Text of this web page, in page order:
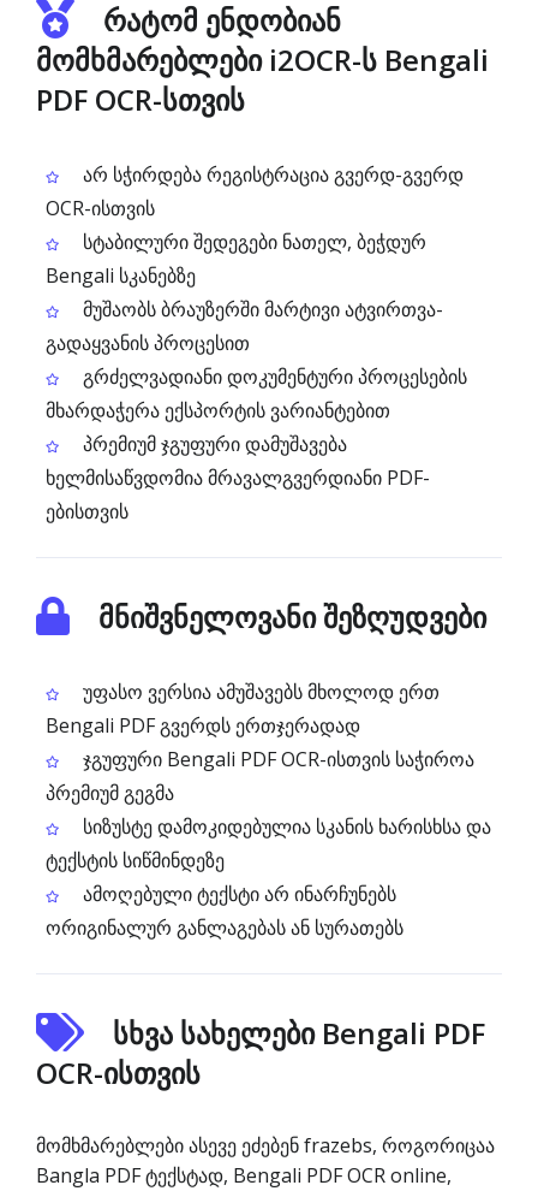
რატომ ენდობიან
მომხმარებლები i2OCR-ს Bengali
PDF OCR-სთვის
არ სჭირდება რეგისტრაცია გვერდ-გვერდ
OCR-ისთვის
სტაბილური შედეგები ნათელ, ბეჭდურ
Bengali სკანებზე
მუშაობს ბრაუზერში მარტივი ატვირთვა-
გადაყვანის პროცესით
გრძელვადიანი დოკუმენტური პროცესების
მხარდაჭერა ექსპორტის ვარიანტებით
პრემიუმ ჯგუფური დამუშავება
ხელმისაწვდომია მრავალგვერდიანი PDF-
ებისთვის
მნიშვნელოვანი შეზღუდვები
უფასო ვერსია ამუშავებს მხოლოდ ერთ
Bengali PDF გვერდს ერთჯერადად
ჯგუფური Bengali PDF OCR-ისთვის საჭიროა
პრემიუმ გეგმა
სიზუსტე დამოკიდებულია სკანის ხარისხსა და
ტექსტის სიწმინდეზე
ამოღებული ტექსტი არ ინარჩუნებს
ორიგინალურ განლაგებას ან სურათებს
სხვა სახელები Bengali PDF
OCR-ისთვის
მომხმარებლები ასევე ეძებენ frazebs, როგორიცაა
Bangla PDF ტექსტად, Bengali PDF OCR online,